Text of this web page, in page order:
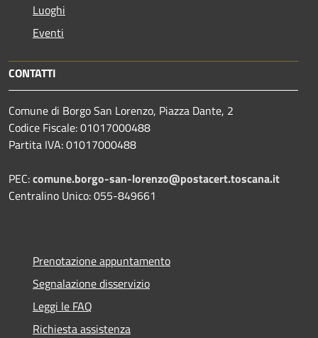
Luoghi
Eventi
CONTATTI
Comune di Borgo San Lorenzo, Piazza Dante, 2
Codice Fiscale: 01017000488
Partita IVA: 01017000488
PEC:comune.borgo-san-lorenzo@postacert.toscana.it
Centralino Unico: 055-849661
Prenotazione appuntamento
Segnalazione disservizio
Leggi le FAQ
Richiesta assistenza